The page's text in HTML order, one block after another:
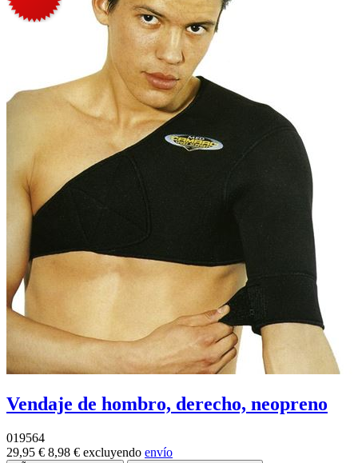
Vendaje de hombro, derecho, neopreno
019564
29,95 € 8,98 € excluyendo envío